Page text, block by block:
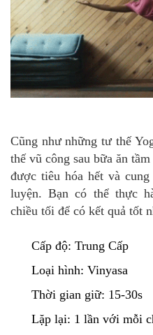
Cũng như những tư thế
thế vũ công sau bữa ăn
được tiêu hóa hết và
luyện. Bạn có thể thực
chiều tối để có kết quả tốt
Cấp độ: Trung Cấp
Loại hình: Vinyasa
Thời gian giữ: 15-30s
Lặp lại: 1 lần với mỗi